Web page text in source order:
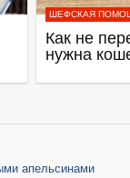
ШЕФСКАЯ
Как не
нужна
апельсинами